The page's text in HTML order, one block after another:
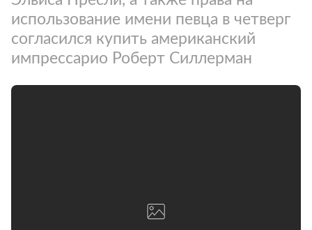
использование имени певца в четверг
согласился купить американский
импрессарио Роберт Силлерман